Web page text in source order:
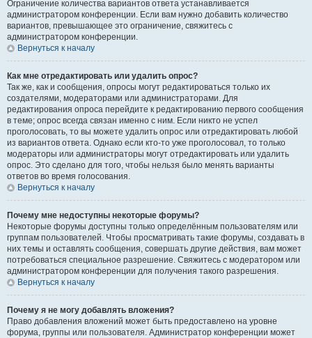
Ограничение количества вариантов ответа устанавливается
администратором конференции. Если вам нужно добавить количество
вариантов, превышающее это ограничение, свяжитесь с
администратором конференции.
Вернуться к началу
Как мне отредактировать или удалить опрос?
Так же, как и сообщения, опросы могут редактироваться только их
создателями, модераторами или администраторами. Для
редактирования опроса перейдите к редактированию первого сообщения
в теме; опрос всегда связан именно с ним. Если никто не успел
проголосовать, то вы можете удалить опрос или отредактировать любой
из вариантов ответа. Однако если кто-то уже проголосовал, то только
модераторы или администраторы могут отредактировать или удалить
опрос. Это сделано для того, чтобы нельзя было менять варианты
ответов во время голосования.
Вернуться к началу
Почему мне недоступны некоторые форумы?
Некоторые форумы доступны только определённым пользователям или
группам пользователей. Чтобы просматривать такие форумы, создавать в
них темы и оставлять сообщения, совершать другие действия, вам может
потребоваться специальное разрешение. Свяжитесь с модератором или
администратором конференции для получения такого разрешения.
Вернуться к началу
Почему я не могу добавлять вложения?
Право добавления вложений может быть предоставлено на уровне
форума, группы или пользователя. Администратор конференции может